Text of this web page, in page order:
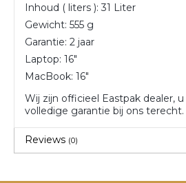
Inhoud ( liters ): 31 Liter
Gewicht: 555 g
Garantie: 2 jaar
Laptop: 16″
MacBook: 16″
Wij zijn officieel Eastpak dealer,
volledige garantie bij ons terecht.
Reviews (0)